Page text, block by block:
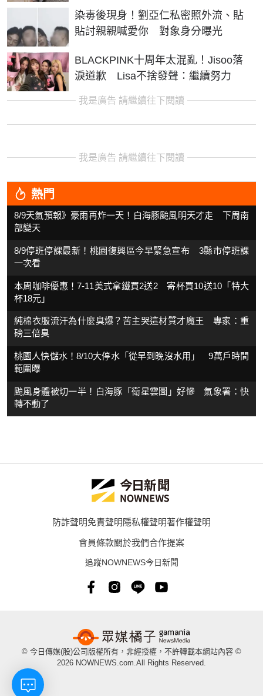
染毒後現身！劉亞仁私密照外流、貼
貼討親親喊愛你 對象身分曝光
BLACKPINK十周年太混亂！Jisoo落
淚道歉 Lisa不捨發聲：繼續努力
我是廣告 請繼續往下閱讀
我是廣告 請繼續往下閱讀
熱門
8/9天氣預報》豪雨再炸一天！白海豚颱風明天才走 下周南
部變天
8/9停班停課最新！桃園復興區今早緊急宣布 3縣市停班課
一次看
本周咖啡優惠！7-11美式拿鐵買2送2 寄杯買10送10「特大
杯18元」
純棉衣服流汗為什麼臭爆？苦主哭這材質才魔王 專家：重
磅三倍臭
桃園人快儲水！8/10大停水「從早到晚沒水用」 9萬戶時間
範圍曝
颱風身體被切一半！白海豚「衛星雲圖」好慘 氣象署：快
轉不動了
防詐聲明免責聲明隱私權聲明著作權聲明
會員條款關於我們合作提案
追蹤NOWNEWS今日新聞
© 今日傳媒(股)公司版權所有，非經授權，不許轉載本網站內容 ©
2026 NOWNEWS.com.All Rights Reserved.